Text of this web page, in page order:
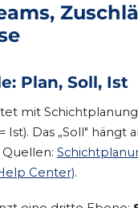
Plan, Soll, Ist
mit Schichtplanung
Ist). Das „Soll" hängt
Center).